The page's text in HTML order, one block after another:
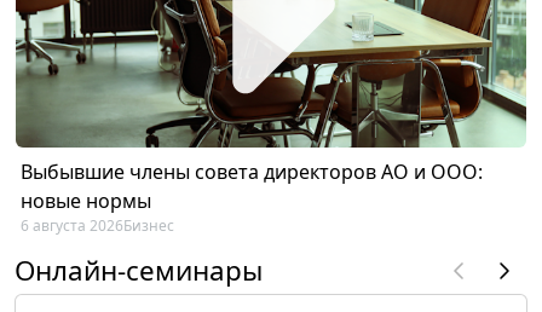
Выбывшие члены совета директоров АО и ООО:
новые нормы
6 августа 2026Бизнес
Онлайн-семинары